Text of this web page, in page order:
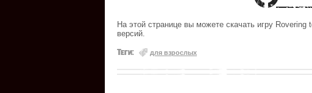
На этой странице вы можете скачать игру
версий.
Теги: для взрослых